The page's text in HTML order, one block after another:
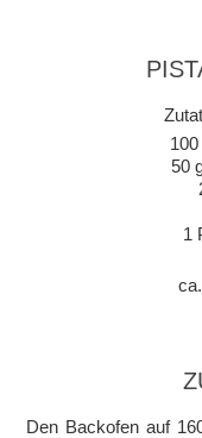
50
1
Den Backofen auf